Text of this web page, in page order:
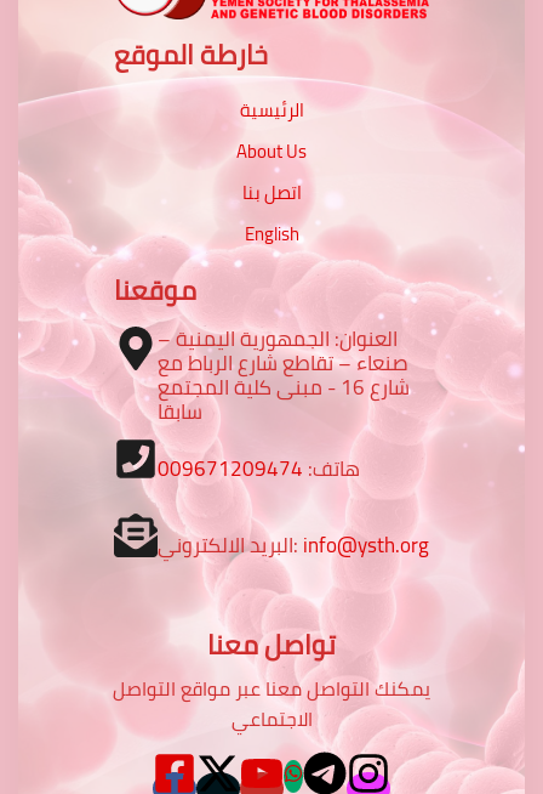
خارطة الموقع
الرئيسية
About Us
اتصل بنا
English
موقعنا
العنوان: الجمهورية اليمنية –
صنعاء – تقاطع شارع الرباط مع
شارع 16 - مبنى كلية المجتمع
سابقا
هاتف:009671209474
البريد الالكتروني:info@ysth.org
تواصل معنا
يمكنك التواصل معنا عبر مواقع التواصل
الاجتماعي